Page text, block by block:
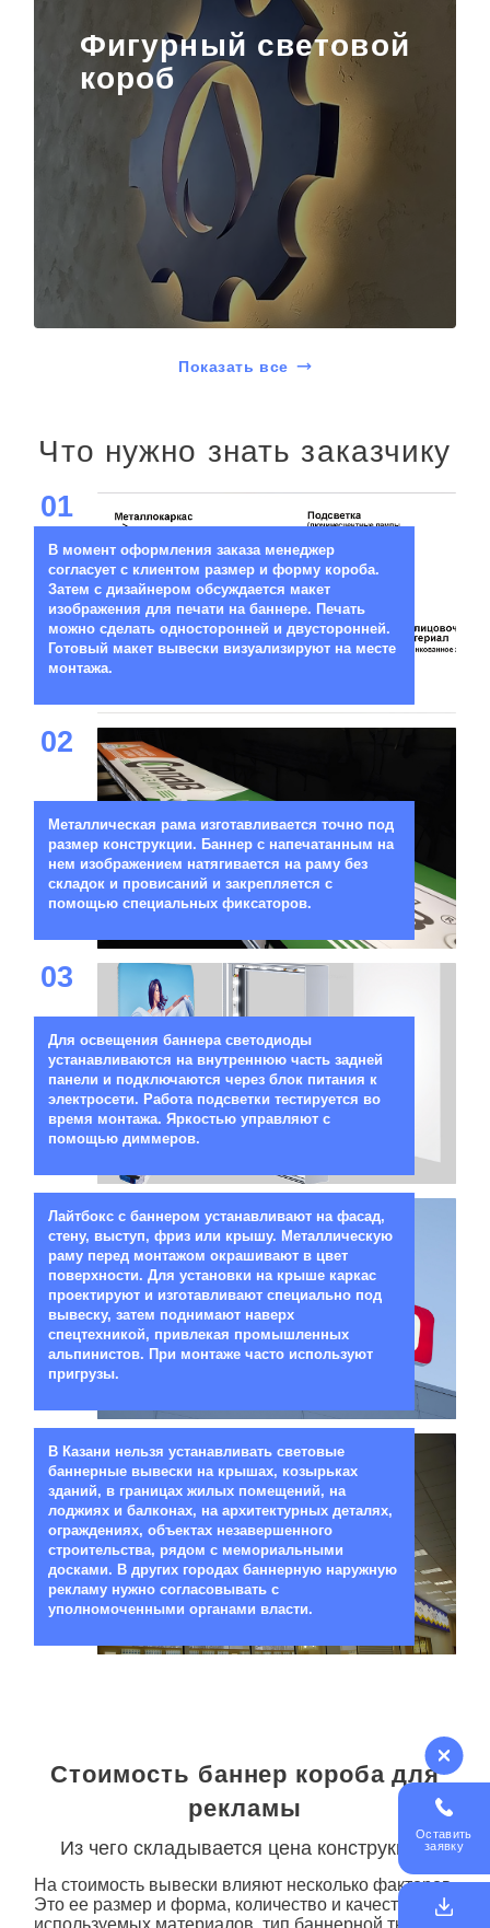
Фигурный световой
короб
Показать все
Что нужно знать заказчику
01
В момент оформления заказа менеджер
согласует с клиентом размер и форму короба.
Затем с дизайнером обсуждается макет
изображения для печати на баннере. Печать
можно сделать односторонней и двусторонней.
Готовый макет вывески визуализируют на месте
монтажа.
02
Металлическая рама изготавливается точно под
размер конструкции. Баннер с напечатанным на
нем изображением натягивается на раму без
складок и провисаний и закрепляется с
помощью специальных фиксаторов.
03
Для освещения баннера светодиоды
устанавливаются на внутреннюю часть задней
панели и подключаются через блок питания к
электросети. Работа подсветки тестируется во
время монтажа. Яркостью управляют с
помощью диммеров.
04
Лайтбокс с баннером устанавливают на фасад,
стену, выступ, фриз или крышу. Металлическую
раму перед монтажом окрашивают в цвет
поверхности. Для установки на крыше каркас
проектируют и изготавливают специально под
вывеску, затем поднимают наверх
спецтехникой, привлекая промышленных
альпинистов. При монтаже часто используют
пригрузы.
05
В Казани нельзя устанавливать световые
баннерные вывески на крышах, козырьках
зданий, в границах жилых помещений, на
лоджиях и балконах, на архитектурных деталях,
ограждениях, объектах незавершенного
строительства, рядом с мемориальными
досками. В других городах баннерную наружную
рекламу нужно согласовывать с
уполномоченными органами власти.
Стоимость баннер короба для
рекламы
Из чего складывается цена конструкции
На стоимость вывески влияют несколько факторов.
Это ее размер и форма, количество и качество
Оставить
заявку